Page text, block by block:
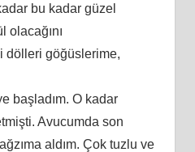
bu kadar güzel
olacağını
dölleri göğüslerime,
başladım. O kadar
Avucumda son
aldım. Çok tuzlu ve